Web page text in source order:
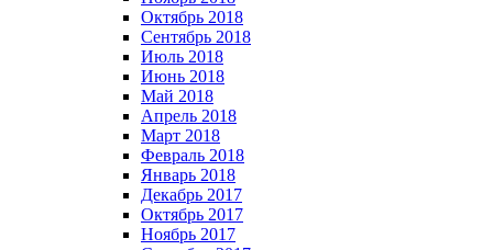
Октябрь 2018
Сентябрь 2018
Июль 2018
Июнь 2018
Май 2018
Апрель 2018
Март 2018
Февраль 2018
Январь 2018
Декабрь 2017
Октябрь 2017
Ноябрь 2017